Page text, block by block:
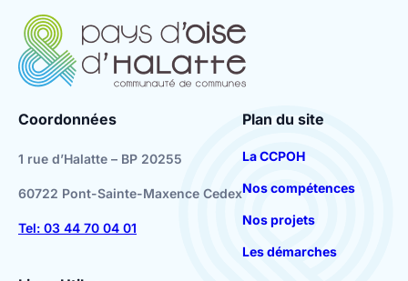
Coordonnées
1 rue d’Halatte – BP 20255
60722 Pont-Sainte-Maxence Cedex
Tel: 03 44 70 04 01
Plan du site
La CCPOH
Nos compétences
Nos projets
Les démarches